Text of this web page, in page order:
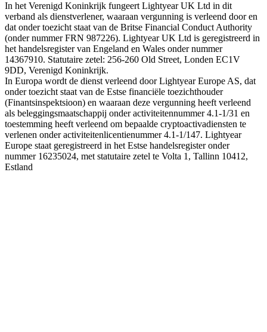
In het Verenigd Koninkrijk fungeert Lightyear UK Ltd in dit
verband als dienstverlener, waaraan vergunning is verleend door en
dat onder toezicht staat van de Britse Financial Conduct Authority
(onder nummer FRN 987226). Lightyear UK Ltd is geregistreerd in
het handelsregister van Engeland en Wales onder nummer
14367910. Statutaire zetel: 256-260 Old Street, Londen EC1V
9DD, Verenigd Koninkrijk.
In Europa wordt de dienst verleend door Lightyear Europe AS, dat
onder toezicht staat van de Estse financiële toezichthouder
(Finantsinspektsioon) en waaraan deze vergunning heeft verleend
als beleggingsmaatschappij onder activiteitennummer 4.1-1/31 en
toestemming heeft verleend om bepaalde cryptoactivadiensten te
verlenen onder activiteitenlicentienummer 4.1-1/147. Lightyear
Europe staat geregistreerd in het Estse handelsregister onder
nummer 16235024, met statutaire zetel te Volta 1, Tallinn 10412,
Estland